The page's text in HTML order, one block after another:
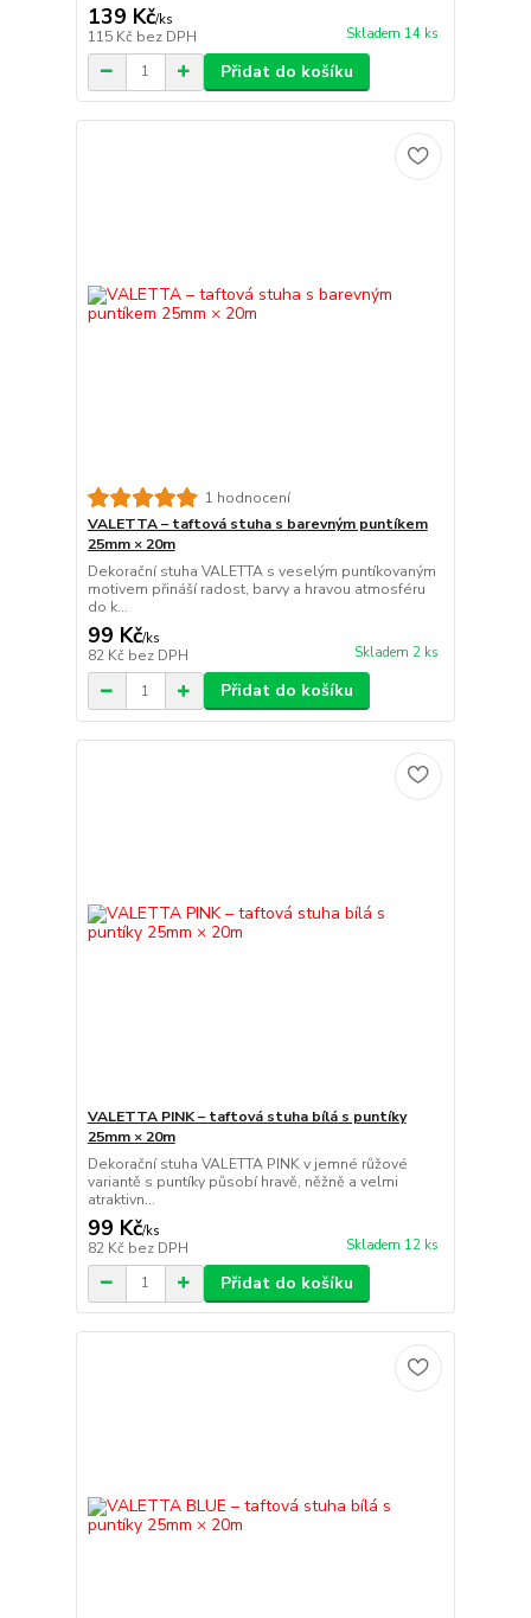
139 Kč/ks
115 Kč bez DPH Skladem 14 ks
Přidat do košíku
1 hodnocení
VALETTA – taftová stuha s barevným puntíkem
25mm × 20m
Dekorační stuha VALETTA s veselým puntíkovaným
motivem přináší radost, barvy a hravou atmosféru
do k...
99 Kč/ks
82 Kč bez DPH Skladem 2 ks
Přidat do košíku
VALETTA PINK – taftová stuha bílá s puntíky
25mm × 20m
Dekorační stuha VALETTA PINK v jemné růžové
variantě s puntíky působí hravě, něžně a velmi
atraktivn...
99 Kč/ks
82 Kč bez DPH Skladem 12 ks
Přidat do košíku